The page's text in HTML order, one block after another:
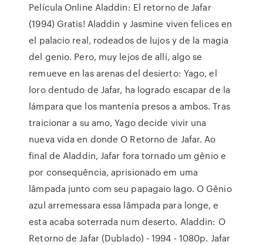
Película Online Aladdin: El retorno de Jafar
(1994) Gratis! Aladdin y Jasmine viven felices en
el palacio real, rodeados de lujos y de la magia
del genio. Pero, muy lejos de allí, algo se
remueve en las arenas del desierto: Yago, el
loro dentudo de Jafar, ha logrado escapar de la
lámpara que los mantenía presos a ambos. Tras
traicionar a su amo, Yago decide vivir una
nueva vida en donde O Retorno de Jafar. Ao
final de Aladdin, Jafar fora tornado um gênio e
por consequência, aprisionado em uma
lâmpada junto com seu papagaio Iago. O Gênio
azul arremessara essa lâmpada para longe, e
esta acaba soterrada num deserto. Aladdin: O
Retorno de Jafar (Dublado) - 1994 - 1080p. Jafar